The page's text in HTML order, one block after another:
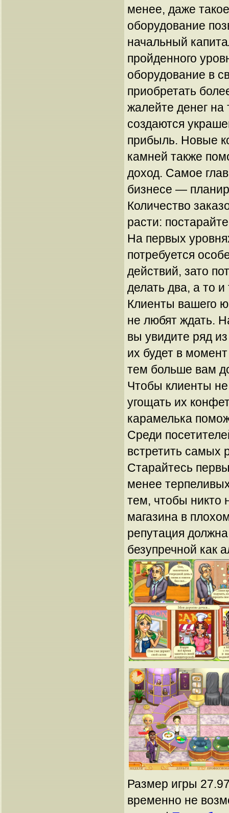
менее, даже
оборудование
начальный
пройденного
оборудование в
приобретать
жалейте денег
создаются
прибыль. Новые
камней также
доход. Самое
бизнесе —
Количество
расти:
На первых
потребуется
действий, зато
делать два, а то и
Клиенты вашего
не любят ждать.
вы увидите ряд
их будет в
тем больше вам
Чтобы клиенты
угощать их
карамелька
Среди
встретить самых
Старайтесь
менее
тем, чтобы никто
магазина в
репутация
безупречной как
Размер игры
временно не